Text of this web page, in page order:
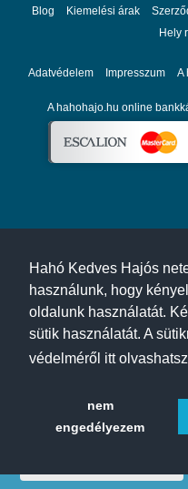
Hahó Kedves Hajós
használunk, hogy
oldalunk használatát.
sütik használatát. A
védelméről itt
nem
engedélyezem
Blog Kiemelési árak
Hely
Adatvédelem Impresszum A
A hahohajo.hu online